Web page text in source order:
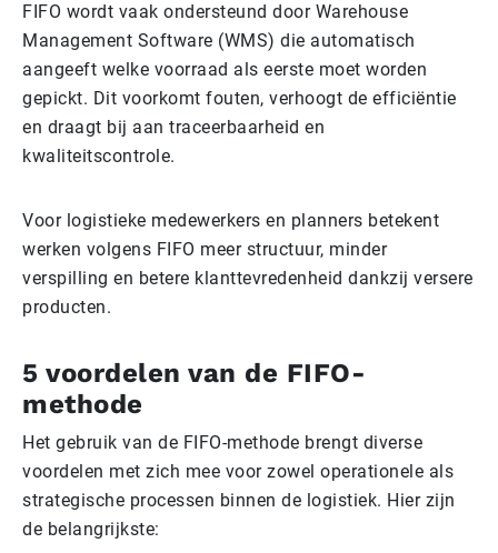
FIFO wordt vaak ondersteund door Warehouse
Management Software (WMS) die automatisch
aangeeft welke voorraad als eerste moet worden
gepickt. Dit voorkomt fouten, verhoogt de efficiëntie
en draagt bij aan traceerbaarheid en
kwaliteitscontrole.
Voor logistieke medewerkers en planners betekent
werken volgens FIFO meer structuur, minder
verspilling en betere klanttevredenheid dankzij versere
producten.
5 voordelen van de FIFO-
methode
Het gebruik van de FIFO-methode brengt diverse
voordelen met zich mee voor zowel operationele als
strategische processen binnen de logistiek. Hier zijn
de belangrijkste: